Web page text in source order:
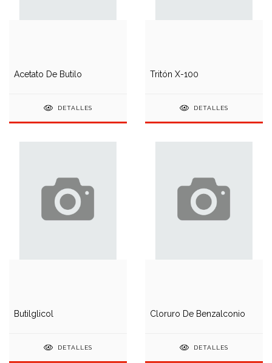
Acetato De Butilo
DETALLES
Tritón X-100
DETALLES
Butilglicol
DETALLES
Cloruro De Benzalconio
DETALLES